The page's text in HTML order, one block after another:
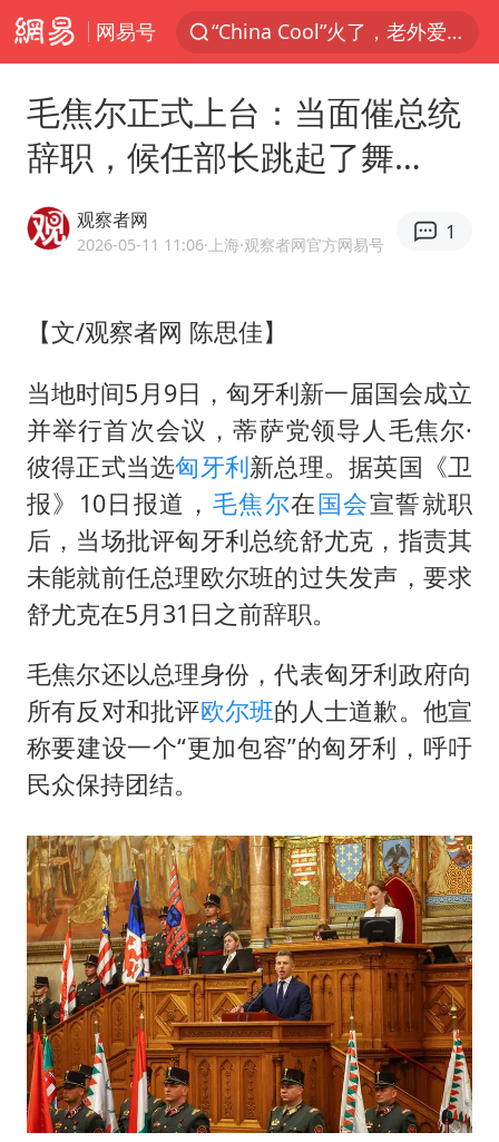
网易号
“China Cool”火了，老外爱上中国避暑游
张本智和：零封向鹏不意外
内蒙古“十六运”主宣传片发布
王虹邓煜的同学获统计学界诺贝尔奖
光伏八巨头签署“不低于成本价”倡议
泰国校园枪击事件已致8死30余伤
台州《告全体市民书》：非必要不外出
宇树王兴兴被问了360多个问题
视频丨森林温泉、油菜花海、丹崖碧水……解锁各地夏日限定体验
习近平心系体育强国建设
毛焦尔正式上台：当面催总统
辞职，候任部长跳起了舞…
观察者网
2026-05-11 11:06·上海·观察者网官方网易号
1
【文/观察者网 陈思佳】
当地时间5月9日，匈牙利新一届国会成立
并举行首次会议，蒂萨党领导人 毛焦尔·
彼得正式当选匈牙利新总理。据英国《卫
报》10日报道， 毛焦尔在国会宣誓就职
后，当场批评匈牙利总统舒尤克，指责其
未能就前任总理欧尔班的过失发声，要求
舒尤克在5月31日之前辞职。
毛焦尔还以总理身份，代表匈牙利政府向
所有反对和批评欧尔班的人士道歉。他宣
称要建设一个“更加包容”的匈牙利，呼吁
民众保持团结。